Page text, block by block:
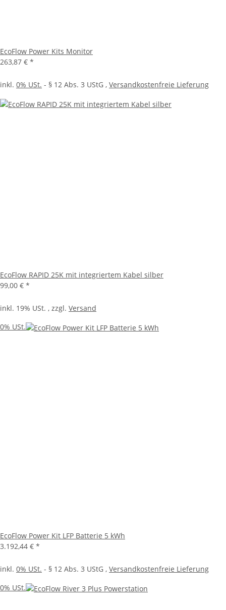
EcoFlow Power Kits Monitor
263,87 € *
inkl. 0% USt. - § 12 Abs. 3 UStG , Versandkostenfreie Lieferung
EcoFlow RAPID 25K mit integriertem Kabel silber
99,00 € *
inkl. 19% USt. , zzgl. Versand
0% USt.
EcoFlow Power Kit LFP Batterie 5 kWh
3.192,44 € *
inkl. 0% USt. - § 12 Abs. 3 UStG , Versandkostenfreie Lieferung
0% USt.